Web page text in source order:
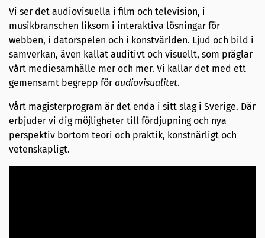
Vi ser det audiovisuella i film och television, i
musikbranschen liksom i interaktiva lösningar för
webben, i datorspelen och i konstvärlden. Ljud och bild i
samverkan, även kallat auditivt och visuellt, som präglar
vårt mediesamhälle mer och mer. Vi kallar det med ett
gemensamt begrepp för audiovisualitet.
Vårt magisterprogram är det enda i sitt slag i Sverige. Där
erbjuder vi dig möjligheter till fördjupning och nya
perspektiv bortom teori och praktik, konstnärligt och
vetenskapligt.